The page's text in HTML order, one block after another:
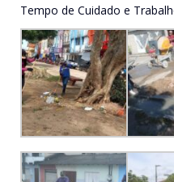
Tempo de Cuidado e